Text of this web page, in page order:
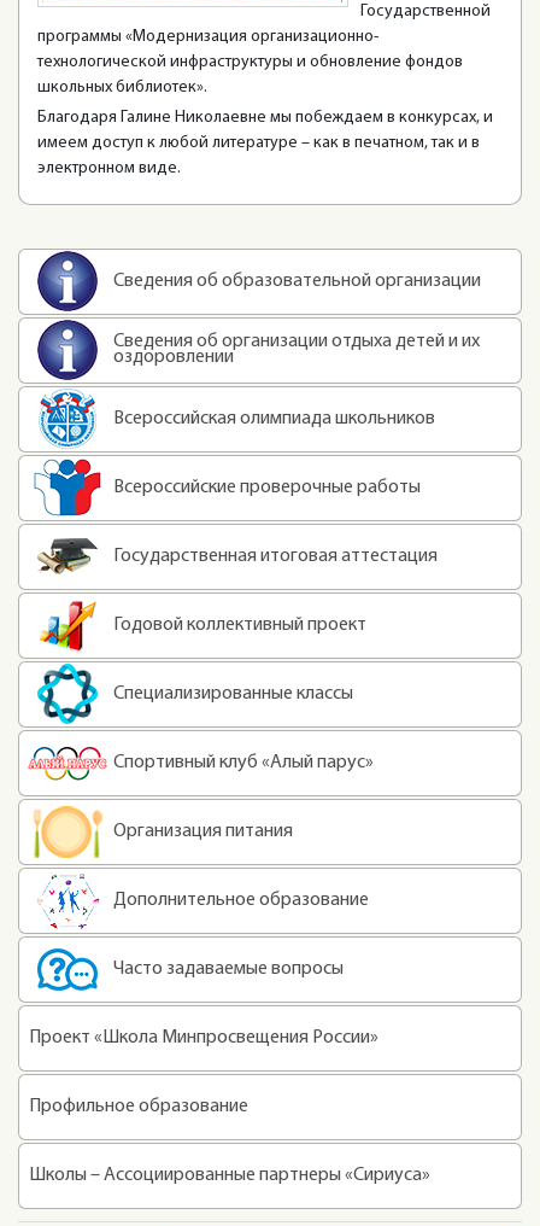
Государственной
программы «Модернизация организационно-
технологической инфраструктуры и обновление фондов
школьных библиотек».
Благодаря Галине Николаевне мы побеждаем в конкурсах, и
имеем доступ к любой литературе – как в печатном, так и в
электронном виде.
Сведения об образовательной организации
Сведения об организации отдыха детей и их
оздоровлении
Всероссийская олимпиада школьников
Всероссийские проверочные работы
Государственная итоговая аттестация
Годовой коллективный проект
Специализированные классы
Спортивный клуб «Алый парус»
Организация питания
Дополнительное образование
Часто задаваемые вопросы
Проект «Школа Минпросвещения России»
Профильное образование
Школы – Ассоциированные партнеры «Сириуса»